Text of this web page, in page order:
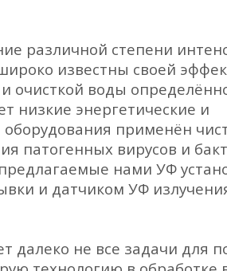
различной степени
известны своей
очисткой воды
низкие энергетические и
применён
патогенных вирусов и
нами УФ
и датчиком УФ
не все задачи для